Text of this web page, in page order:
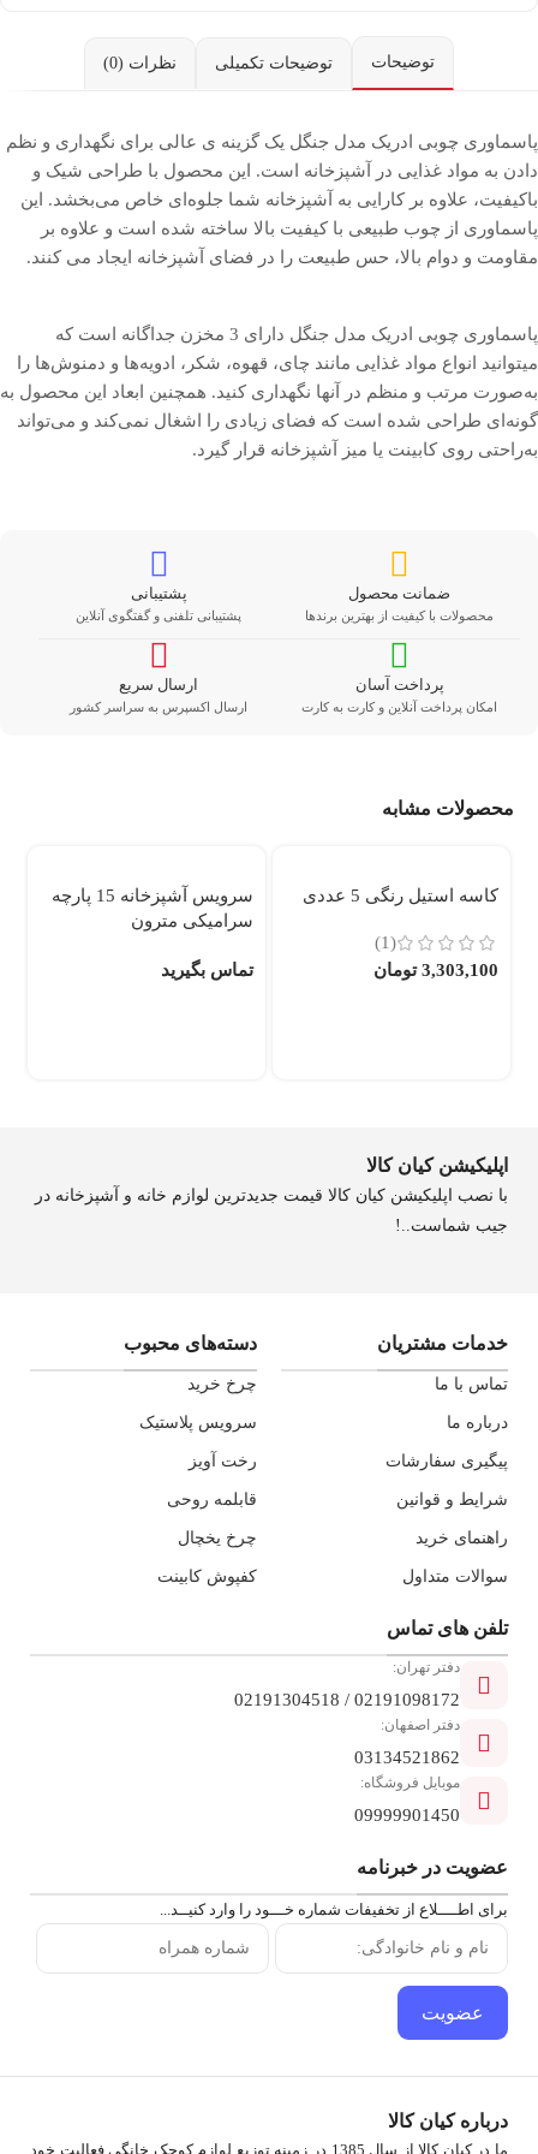
توضیحات توضیحات تکمیلی نظرات (0)
پاسماوری چوبی ادریک مدل جنگل یک گزینه‌ ی عالی برای نگهداری و نظم
دادن به مواد غذایی در آشپزخانه است. این محصول با طراحی شیک و
باکیفیت، علاوه بر کارایی به آشپزخانه شما جلوه‌ای خاص می‌بخشد. این
پاسماوری از چوب طبیعی با کیفیت بالا ساخته شده است و علاوه بر
مقاومت و دوام بالا، حس طبیعت را در فضای آشپزخانه ایجاد می کنند.
پاسماوری چوبی ادریک مدل جنگل دارای 3 مخزن جداگانه است که
میتوانید انواع مواد غذایی مانند چای، قهوه، شکر، ادویه‌ها و دمنوش‌ها را
به‌صورت مرتب و منظم در آنها نگهداری کنید. همچنین ابعاد این محصول به
گونه‌ای طراحی شده است که فضای زیادی را اشغال نمی‌کند و می‌تواند
به‌راحتی روی کابینت یا میز آشپزخانه قرار گیرد.
ضمانت محصول
محصولات با کیفیت از بهترین برندها
پشتیبانی
پشتیبانی تلفنی و گفتگوی آنلاین
پرداخت آسان
امکان پرداخت آنلاین و کارت به کارت
ارسال سریع
ارسال اکسپرس به سراسر کشور
محصولات مشابه
کاسه استیل رنگی 5 عددی
(1)
3,303,100 تومان
سرويس آشپزخانه 15 پارچه
سرامیکی مترون
تماس بگیرید
اپلیکیشن کیان کالا
با نصب اپلیکیشن کیان کالا قیمت جدیدترین لوازم خانه و آشپزخانه در
جیب شماست..!
خدمات مشتریان
تماس با ما
درباره ما
پیگیری سفارشات
شرایط و قوانین
راهنمای خرید
سوالات متداول
دسته‌های محبوب
چرخ خرید
سرویس پلاستیک
رخت آویز
قابلمه روحی
چرخ یخچال
کفپوش کابینت
تلفن ‌های تماس
دفتر تهران:
02191098172 / 02191304518
دفتر اصفهان:
03134521862
موبایل فروشگاه:
09999901450
عضویت در خبرنامه
برای اطــــلاع از تخفیفات شماره خـــود را وارد کنیــد...
عضویت
درباره کیان کالا
ما در کیان کالا از سال 1385 در زمینه توزیع لوازم کوچک خانگی فعالیت خود